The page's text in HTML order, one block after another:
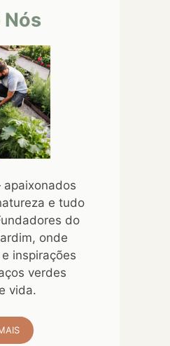
Nós
e tudo
do
onde
inspirações
verdes
vida.